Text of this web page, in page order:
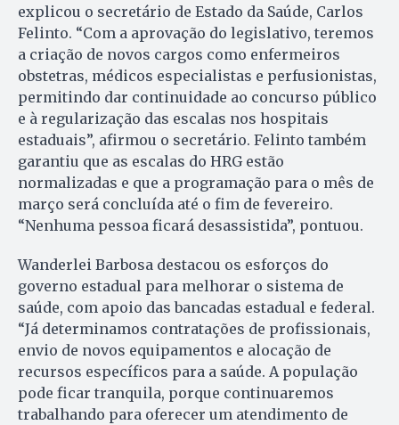
explicou o secretário de Estado da Saúde, Carlos
Felinto. “Com a aprovação do legislativo, teremos
a criação de novos cargos como enfermeiros
obstetras, médicos especialistas e perfusionistas,
permitindo dar continuidade ao concurso público
e à regularização das escalas nos hospitais
estaduais”, afirmou o secretário. Felinto também
garantiu que as escalas do HRG estão
normalizadas e que a programação para o mês de
março será concluída até o fim de fevereiro.
“Nenhuma pessoa ficará desassistida”, pontuou.
Wanderlei Barbosa destacou os esforços do
governo estadual para melhorar o sistema de
saúde, com apoio das bancadas estadual e federal.
“Já determinamos contratações de profissionais,
envio de novos equipamentos e alocação de
recursos específicos para a saúde. A população
pode ficar tranquila, porque continuaremos
trabalhando para oferecer um atendimento de